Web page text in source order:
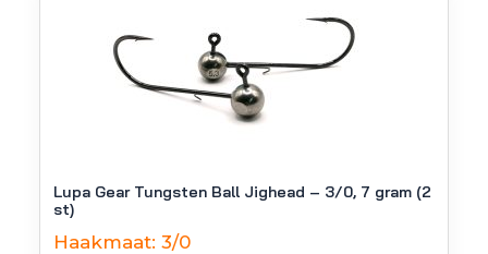
Lupa Gear Tungsten Ball Jighead – 3/0, 7 gram (2
st)
Haakmaat: 3/0